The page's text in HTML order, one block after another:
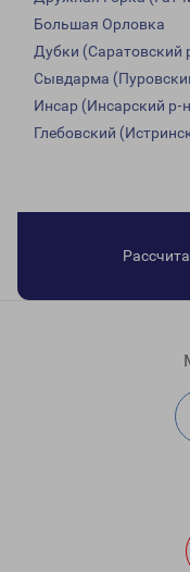
Большая Орловка
Дубки (Саратовский
Сывдарма
Инсар (Инсарский р-
Глебовский